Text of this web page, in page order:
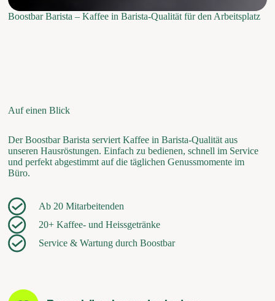
Boostbar Barista – Kaffee in Barista-Qualität für den Arbeitsplatz
Auf einen Blick
Der Boostbar Barista serviert Kaffee in Barista-Qualität aus
unseren Hausröstungen. Einfach zu bedienen, schnell im Service
und perfekt abgestimmt auf die täglichen Genussmomente im
Büro.
Ab 20 Mitarbeitenden
20+ Kaffee- und Heissgetränke
Service & Wartung durch Boostbar